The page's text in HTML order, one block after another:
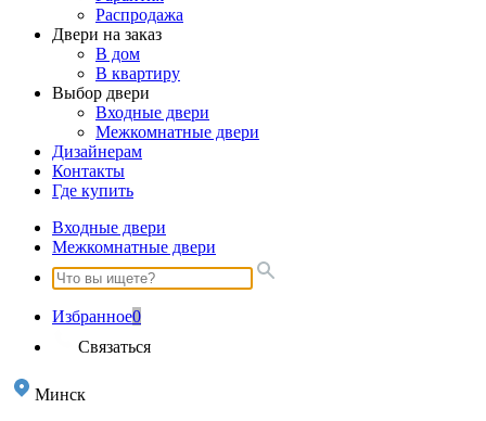
Распродажа
Двери на заказ
В дом
В квартиру
Выбор двери
Входные двери
Межкомнатные двери
Дизайнерам
Контакты
Где купить
Входные двери
Межкомнатные двери
Избранное0
Связаться
Минск